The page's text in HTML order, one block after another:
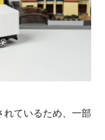
ているため、一部